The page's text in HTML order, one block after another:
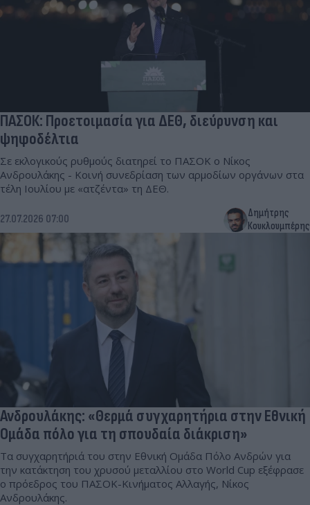
ΠΑΣΟΚ: Προετοιμασία για ΔΕΘ, διεύρυνση και
ψηφοδέλτια
Σε εκλογικούς ρυθμούς διατηρεί το ΠΑΣΟΚ ο Νίκος
Ανδρουλάκης - Κοινή συνεδρίαση των αρμοδίων οργάνων στα
τέλη Ιουλίου με «ατζέντα» τη ΔΕΘ.
27.07.2026 07:00
Δημήτρης
Κουκλουμπέρης
Ανδρουλάκης: «Θερμά συγχαρητήρια στην Εθνική
Ομάδα πόλο για τη σπουδαία διάκριση»
Τα συγχαρητήριά του στην Εθνική Ομάδα Πόλο Ανδρών για
την κατάκτηση του χρυσού μεταλλίου στο World Cup εξέφρασε
ο πρόεδρος του ΠΑΣΟΚ-Κινήματος Αλλαγής, Νίκος
Ανδρουλάκης.